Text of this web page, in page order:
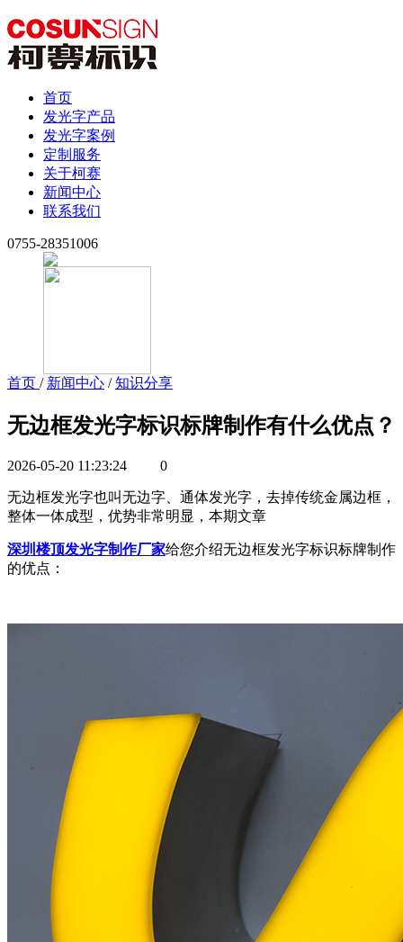
首页
发光字产品
发光字案例
定制服务
关于柯赛
新闻中心
联系我们
0755-28351006
首页 / 新闻中心 /知识分享
无边框发光字标识标牌制作有什么优点？
2026-05-20 11:23:24 0
无边框发光字也叫无边字、通体发光字，去掉传统金属边框，
整体一体成型，优势非常明显，本期文章
深圳楼顶发光字制作厂家给您介绍无边框发光字标识标牌制作
的优点：